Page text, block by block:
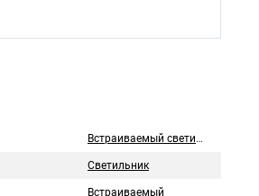
Встраиваемый светильник
Светильник
Встраиваемый